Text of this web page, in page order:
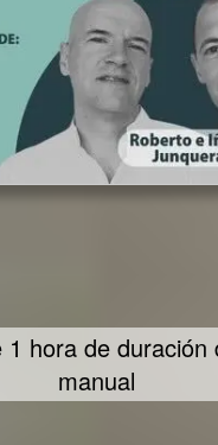
nuestra mayor
empeño en ayudarte